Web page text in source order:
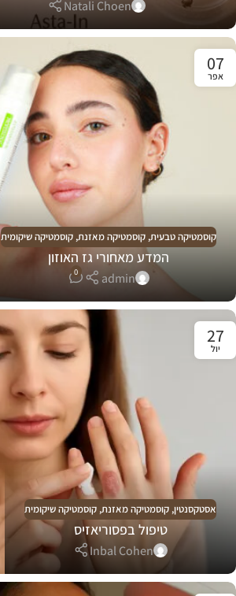
Natali Choen
07
אפר
קוסמטיקה טבעית, קוסמטיקה מאזנת, קוסמטיקה שיקומית
המדע מאחורי גז האוזון
admin
0
27
יול
אסטקסנטין, קוסמטיקה מאזנת, קוסמטיקה שיקומית
טיפול בפסוריאזיס
Inbal Cohen